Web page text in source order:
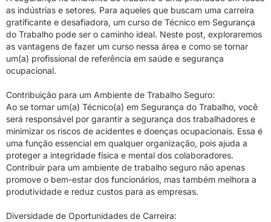
as indústrias e setores. Para aqueles que buscam uma carreira
gratificante e desafiadora, um curso de Técnico em Segurança
do Trabalho pode ser o caminho ideal. Neste post, exploraremos
as vantagens de fazer um curso nessa área e como se tornar
um(a) profissional de referência em saúde e segurança
ocupacional.
Contribuição para um Ambiente de Trabalho Seguro:
Ao se tornar um(a) Técnico(a) em Segurança do Trabalho, você
será responsável por garantir a segurança dos trabalhadores e
minimizar os riscos de acidentes e doenças ocupacionais. Essa é
uma função essencial em qualquer organização, pois ajuda a
proteger a integridade física e mental dos colaboradores.
Contribuir para um ambiente de trabalho seguro não apenas
promove o bem-estar dos funcionários, mas também melhora a
produtividade e reduz custos para as empresas.
Diversidade de Oportunidades de Carreira: